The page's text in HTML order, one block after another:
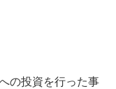
の投資を行った事